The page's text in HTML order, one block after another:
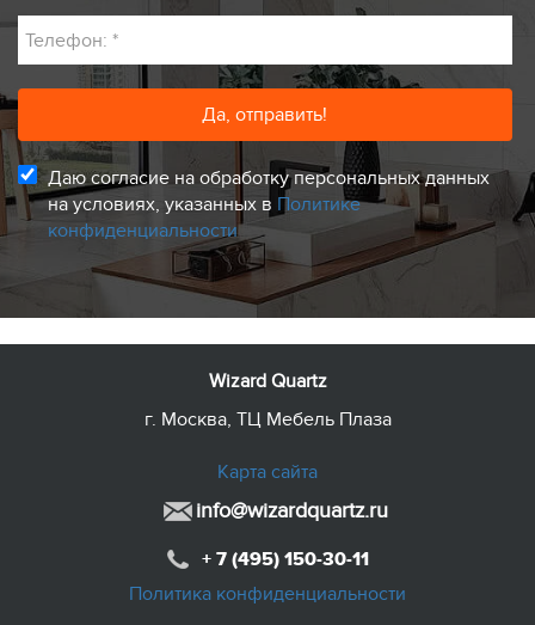
Телефон: *
Даю согласие на обработку персональных данных
на условиях, указанных в Политике
конфиденциальности
Wizard Quartz
г. Москва, ТЦ Мебель Плаза
Карта сайта
info@wizardquartz.ru
+ 7 (495) 150-30-11
Политика конфиденциальности